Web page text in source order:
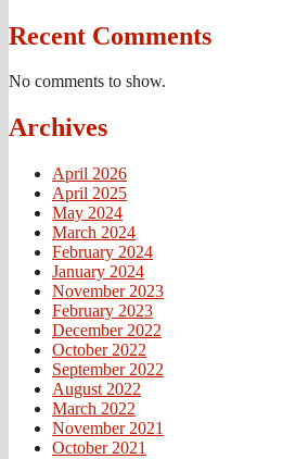
Recent Comments
No comments to show.
Archives
April 2026
April 2025
May 2024
March 2024
February 2024
January 2024
November 2023
February 2023
December 2022
October 2022
September 2022
August 2022
March 2022
November 2021
October 2021